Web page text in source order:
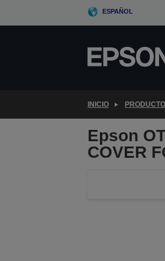
ESPAÑOL
INICIO
Epson
COVER